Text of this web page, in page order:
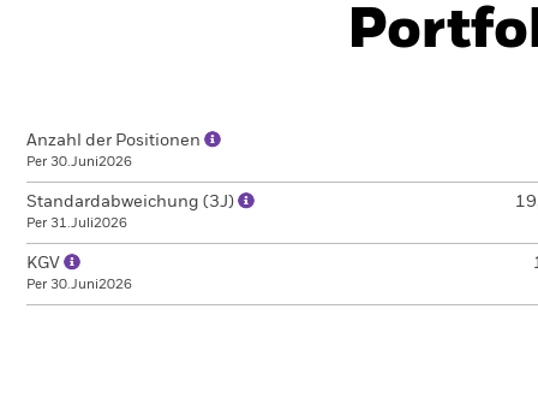
Anzahl der Positionen
Per 30.Juni2026
Standardabweichung (3J)
Per 31.Juli2026
KGV
Per 30.Juni2026